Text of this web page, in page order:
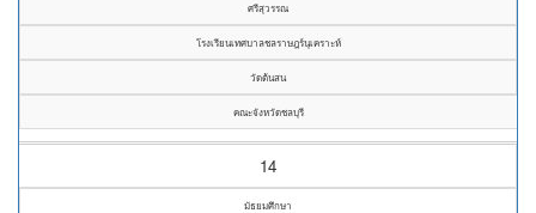
ศรีสุวรรณ
โรงเรียนเทศบาลชลราษฎร์นุเคราะห์
วัดต้นสน
คณะจังหวัดชลบุรี
14
มัธยมศึกษา